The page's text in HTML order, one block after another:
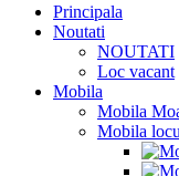
Principala
Noutati
NOUTATI
Loc vacant
Mobila
Mobila
Mobila